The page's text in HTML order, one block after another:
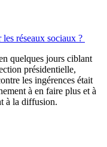
réseaux sociaux ?
quelques jours ciblant
présidentielle,
les ingérences était
à en faire plus et à
à la diffusion.